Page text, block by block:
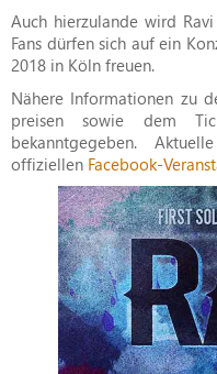
Auch hierzulande wird
Fans dürfen sich auf ein
2018 in Köln freuen.
Nähere Informationen zu
preisen sowie dem
bekanntgegeben.
offiziellen Facebook-